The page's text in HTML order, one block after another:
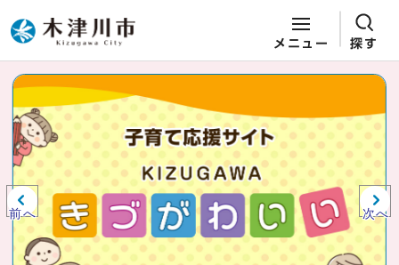
ページの先頭です
メニュー 探す
ここから本文です
ビジュアルエリア。木津川市役所か
らの紹介、お知らせ。
前へ 次へ